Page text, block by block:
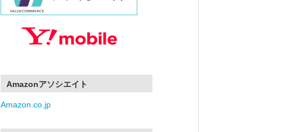
Amazonアソシエイト
Amazon.co.jp